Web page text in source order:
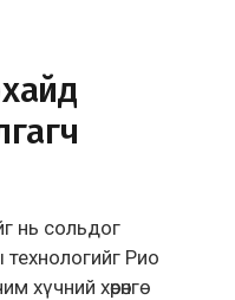
нь сольдог
технологийг Рио
хөрөнгө